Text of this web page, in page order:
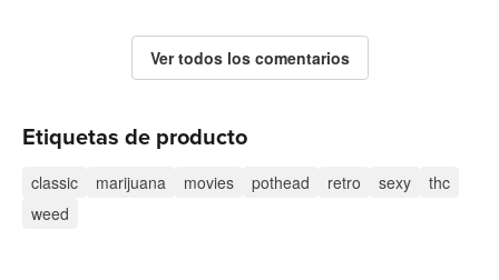
Ver todos los comentarios
Etiquetas de producto
classic marijuana movies pothead retro sexy
thc
weed